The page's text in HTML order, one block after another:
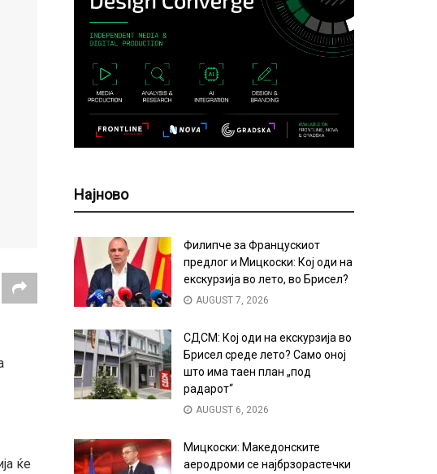
ќе
Најново
Филипче за Францускиот
предлог и Мицкоски: Кој оди на
екскурзија во лето, во Брисел?
AUGUST 7, 2026
СДСМ: Кој оди на екскурзија во
Брисел среде лето? Само оној
што има таен план „под
радарот“
AUGUST 6, 2026
Мицкоски: Македонските
аеродроми се најбрзорастечки